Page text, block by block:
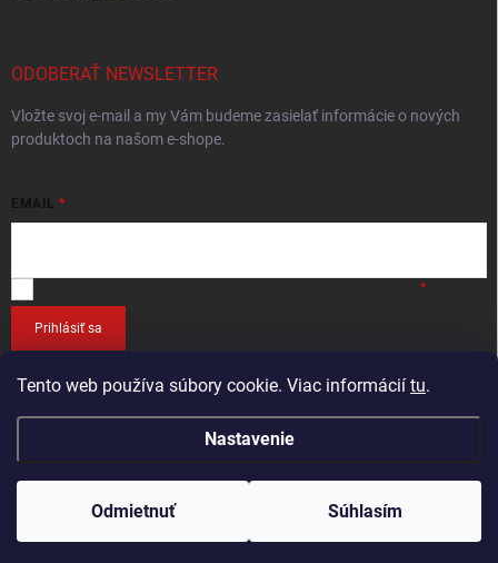
Tento web používa súbory cookie. Viac informácií tu.
Nastavenie
Odmietnuť Súhlasím
ODOBERAŤ NEWSLETTER
Vložte svoj e-mail a my Vám budeme zasielať informácie o nových
produktoch na našom e-shope.
EMAIL
Prihlásiť sa
Vytvoril Shoptet
Copyright 2026 . Všetky práva vyhradené.